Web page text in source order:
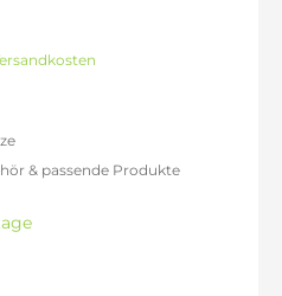
€
€
& passende Produkte